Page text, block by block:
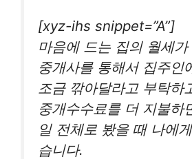
[xyz-ihs snippet=”A”]
마음에 드는 집의 월세
중개사를 통해서 집주인
조금 깎아달라고 부탁하
중개수수료를 더 지불하
일 전체로 봤을 때 나에
습니다.